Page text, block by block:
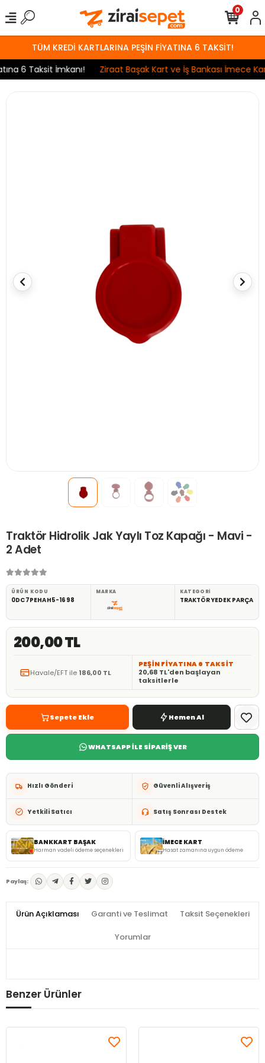
TÜM KREDİ KARTLARINA PEŞİN FİYATINA 6 TAKSİT!
6 Taksit İmkanı!
Ziraat Başak Kart ve İş Bankası İmece
0
Traktör Hidrolik Jak Yaylı Toz Kapağı - Mavi -
2 Adet
ÜRÜN KODU
0DC7PEHAH5-1698
MARKA KATEGORI
TRAKTÖR YEDEK PARÇA
200,00 TL
Havale/EFT ile 186,00 TL
PEŞİN FİYATINA 6 TAKSİT
20,68 TL'den başlayan
taksitlerle
Sepete Ekle Hemen Al
WHATSAPP İLE SİPARİŞ VER
Hızlı Gönderi Güvenli Alışveriş
Yetkili Satıcı Satış Sonrası Destek
BANKKART BAŞAK
Harman vadeli ödeme seçenekleri
İMECE KART
Hasat zamanına uygun ödeme
Paylaş:
Ürün Açıklaması Garanti ve Teslimat Taksit Seçenekleri
Yorumlar
Benzer Ürünler